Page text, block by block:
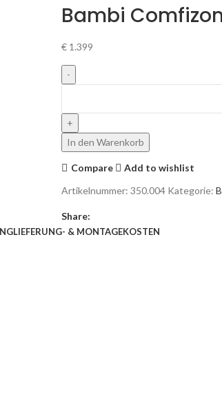
Bambi
€ 1.399
In den Warenkorb
Compare
Add to wishlist
Artikelnummer: 350.004 Kategorie:
Share:
LIEFERUNG- & MONTAGEKOSTEN